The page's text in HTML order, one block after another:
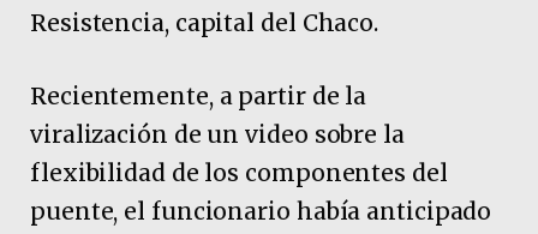
Resistencia, capital del Chaco.
Recientemente, a partir de la
viralización de un video sobre la
flexibilidad de los componentes del
puente, el funcionario había anticipado